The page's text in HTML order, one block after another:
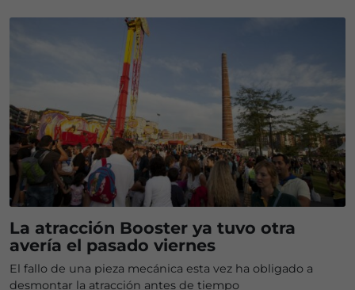
La atracción Booster ya tuvo otra
avería el pasado viernes
El fallo de una pieza mecánica esta vez ha obligado a
desmontar la atracción antes de tiempo